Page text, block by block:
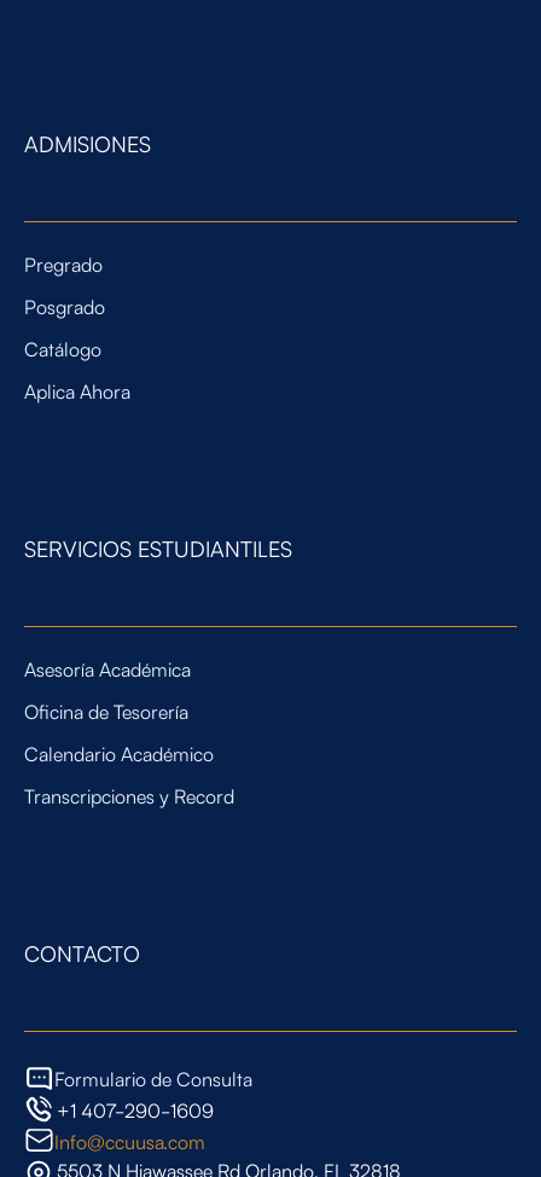
ADMISIONES
Pregrado
Posgrado
Catálogo
Aplica Ahora
SERVICIOS ESTUDIANTILES
Asesoría Académica
Oficina de Tesorería
Calendario Académico
Transcripciones y Record
CONTACTO
Formulario de Consulta
+1 407-290-1609
Info@ccuusa.com
5503 N Hiawassee Rd Orlando, FL 32818